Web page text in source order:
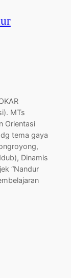
MTs
Orientasi
tema gaya
Dinamis
“Nandur